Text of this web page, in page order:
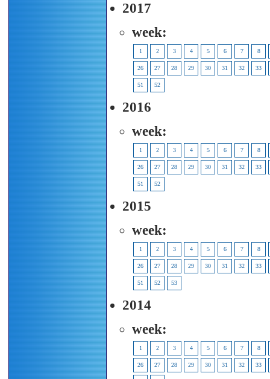
2017
week:
1 2 3 4 5 6 7 8
26 27 28 29 30 31 32 33
51 52
2016
week:
1 2 3 4 5 6 7 8
26 27 28 29 30 31 32 33
51 52
2015
week:
1 2 3 4 5 6 7 8
26 27 28 29 30 31 32 33
51 52 53
2014
week:
1 2 3 4 5 6 7 8
26 27 28 29 30 31 32 33